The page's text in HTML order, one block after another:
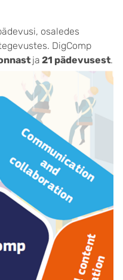
osaledes
DigComp
ja 21 pädevusest.